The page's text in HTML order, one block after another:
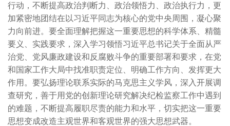
行动，不断提高政治判断力、政治领悟力、政治执行力，更
加紧密地团结在以习近平同志为核心的党中央周围，凝心聚
力向前进。要全面理解把握这一重要思想的科学体系、精髓
要义、实践要求，深入学习领悟习近平总书记关于全面从严
治党、党风廉政建设和反腐败斗争的重要部署和要求，在党
和国家工作大局中找准职责定位、明确工作方向、发挥更大
作用。要弘扬理论联系实际的马克思主义学风，深入开展调
查研究，善于用党的创新理论研究解决纪检监察工作中遇到
的难题，不断提高履职尽责的能力和水平，切实把这一重要
思想变成改造主观世界和客观世界的强大思想武器。